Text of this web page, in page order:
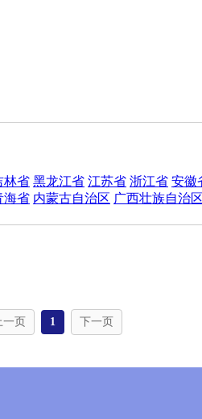
林省 黑龙江省 江苏省 浙江省 安徽
海省 内蒙古自治区 广西壮族自治区
一页 1 下一页